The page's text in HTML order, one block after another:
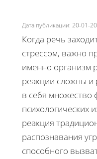
Дата публикации: 20-
Когда речь
стрессом, важно
именно организм
реакции сложны
в себя множество
психологических
реакция
распознавания
способного